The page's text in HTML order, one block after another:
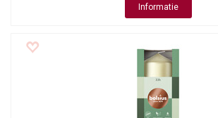
Informatie